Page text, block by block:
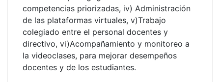
competencias priorizadas, iv) Administración
de las plataformas virtuales, v)Trabajo
colegiado entre el personal docentes y
directivo, vi)Acompañamiento y monitoreo a
la videoclases, para mejorar desempeños
docentes y de los estudiantes.